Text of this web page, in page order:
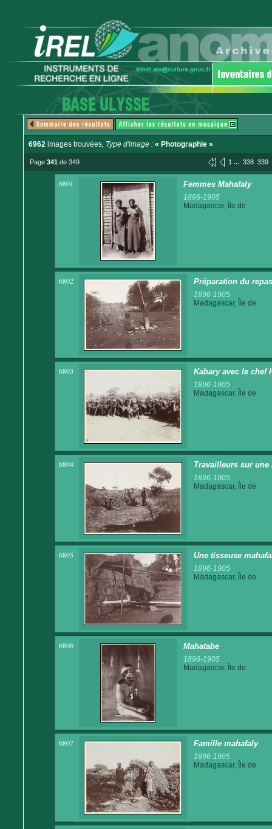
6962 images trouvées, Type d'image : « Photographie »
Page 341 de 349 1 ... 338 339
6801 Femmes Mahafaly
1896-1905
Madagascar, Île de
6802 Préparation du
1896-1905
Madagascar, Île de
6803 Kabary avec le chef
1896-1905
Madagascar, Île de
6804 Travailleurs sur une
1896-1905
Madagascar, Île de
6805 Une tisseuse
1896-1905
Madagascar, Île de
6806 Mahatabe
1896-1905
Madagascar, Île de
6807 Famille mahafaly
1896-1905
Madagascar, Île de